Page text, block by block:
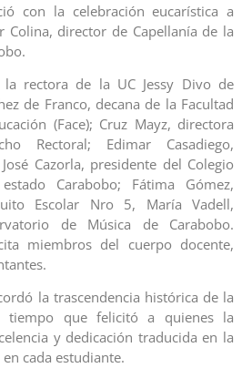
con la celebración eucarística a
Colina, director de Capellanía de la
la rectora de la UC Jessy Divo de
de Franco, decana de la Facultad
(Face); Cruz Mayz, directora
Rectoral; Edimar Casadiego,
Cazorla, presidente del Colegio
Carabobo; Fátima Gómez,
Escolar Nro 5, María Vadell,
de Música de Carabobo.
miembros del cuerpo docente,
la trascendencia histórica de la
tiempo que felicitó a quienes la
y dedicación traducida en la
cada estudiante.